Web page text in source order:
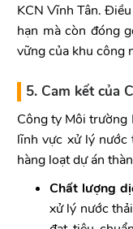
KCN Vĩnh Tân.
hạn mà còn đóng
vững của khu công
5. Cam kết của
Công ty Môi
lĩnh vực xử lý nước
hàng loạt dự án
Chất lượng
xử lý nước